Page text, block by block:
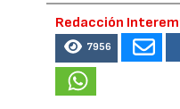
Redacción
7956